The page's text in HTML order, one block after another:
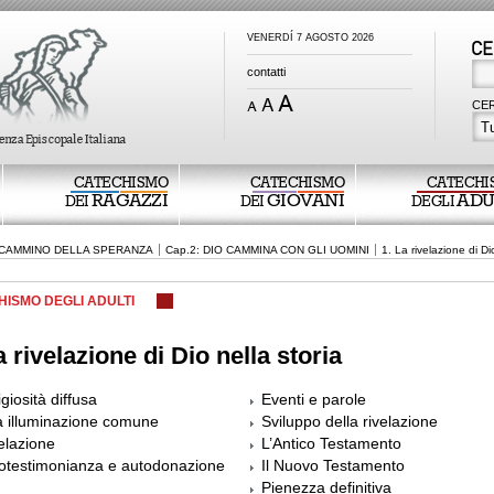
VENERDÍ 7 AGOSTO 2026
contatti
CATECHISMO
DEIRAGAZZI
CATECHISMO
DEIGIOVANI
DEGLI
DELLA SPERANZA Cap.2: DIO CAMMINA CON GLI UOMINI 1. La rivelazione di
DEGLI ADULTI
rivelazione di Dio nella storia
diffusa
illuminazione comune
e autodonazione
Eventi e parole
Sviluppo della rivelazione
L’Antico Testamento
Il Nuovo Testamento
Pienezza definitiva